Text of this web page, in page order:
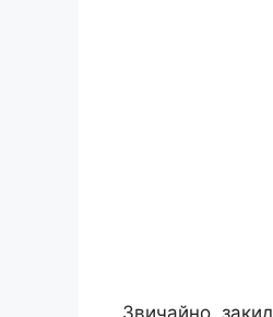
Звичайно,